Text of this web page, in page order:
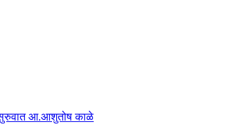
सुरुवात आ.आशुतोष काळे